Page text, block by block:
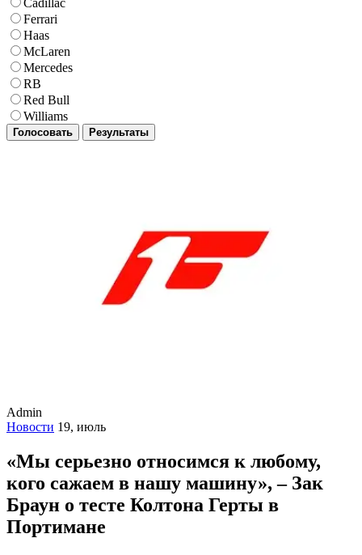
Ferrari
Haas
McLaren
Mercedes
RB
Red Bull
Williams
Голосовать Результаты
Admin
Новости 19, июль
«Мы серьезно относимся к любому,
кого сажаем в нашу машину», – Зак
Браун о тесте Колтона Герты в
Портимане